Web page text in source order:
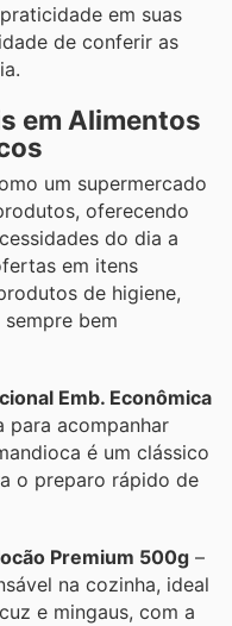
em suas
de conferir as
em Alimentos
um supermercado
oferecendo
do dia a
em itens
de higiene,
bem
Emb. Econômica
para acompanhar
é um clássico
o preparo rápido de
Premium 500g –
na cozinha, ideal
e mingaus, com a